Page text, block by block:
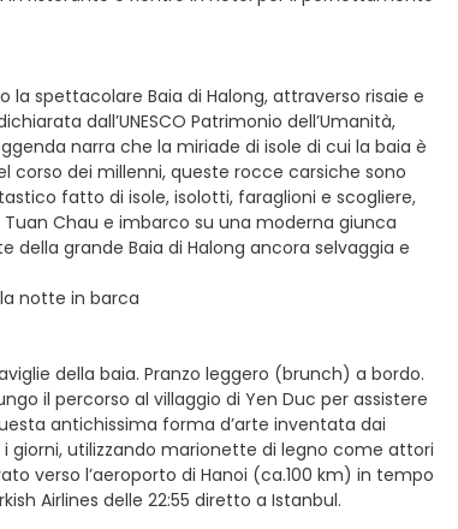
spettacolare Baia di Halong, attraverso risaie e
dall’UNESCO Patrimonio dell’Umanità,
narra che la miriade di isole di cui la baia è
corso dei millenni, queste rocce carsiche sono
fatto di isole, isolotti, faraglioni e scogliere,
Chau e imbarco su una moderna giunca
della grande Baia di Halong ancora selvaggia e
notte in barca
della baia. Pranzo leggero (brunch) a bordo.
il percorso al villaggio di Yen Duc per assistere
antichissima forma d’arte inventata dai
giorni, utilizzando marionette di legno come attori
verso l’aeroporto di Hanoi (ca.100 km) in tempo
Airlines delle 22:55 diretto a Istanbul.